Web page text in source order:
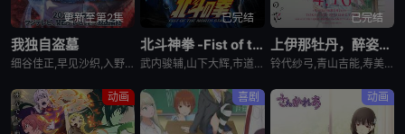
更新至第2集
我独自盗墓
细谷佳正,早见沙织,入野自由,诹访部顺一
已完结
北斗神拳 -Fist of the North Star-
武内骏辅,山下大辉,市道真央
已完结
上伊那牡丹，醉姿如百合
铃代纱弓,青山吉能,寿美菜子,天海由梨奈,富田美忧,河濑茉希
动画 喜剧 动画